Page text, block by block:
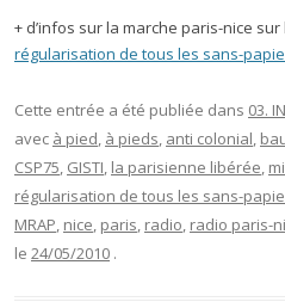
+ d’infos sur la marche paris-nice sur
régularisation de tous les sans-
Cette entrée a été publiée dans 03.
avec à pied, à pieds, anti colonial,
CSP75, GISTI, la parisienne libérée,
régularisation de tous les sans-
MRAP, nice, paris, radio, radio paris-
le 24/05/2010 .